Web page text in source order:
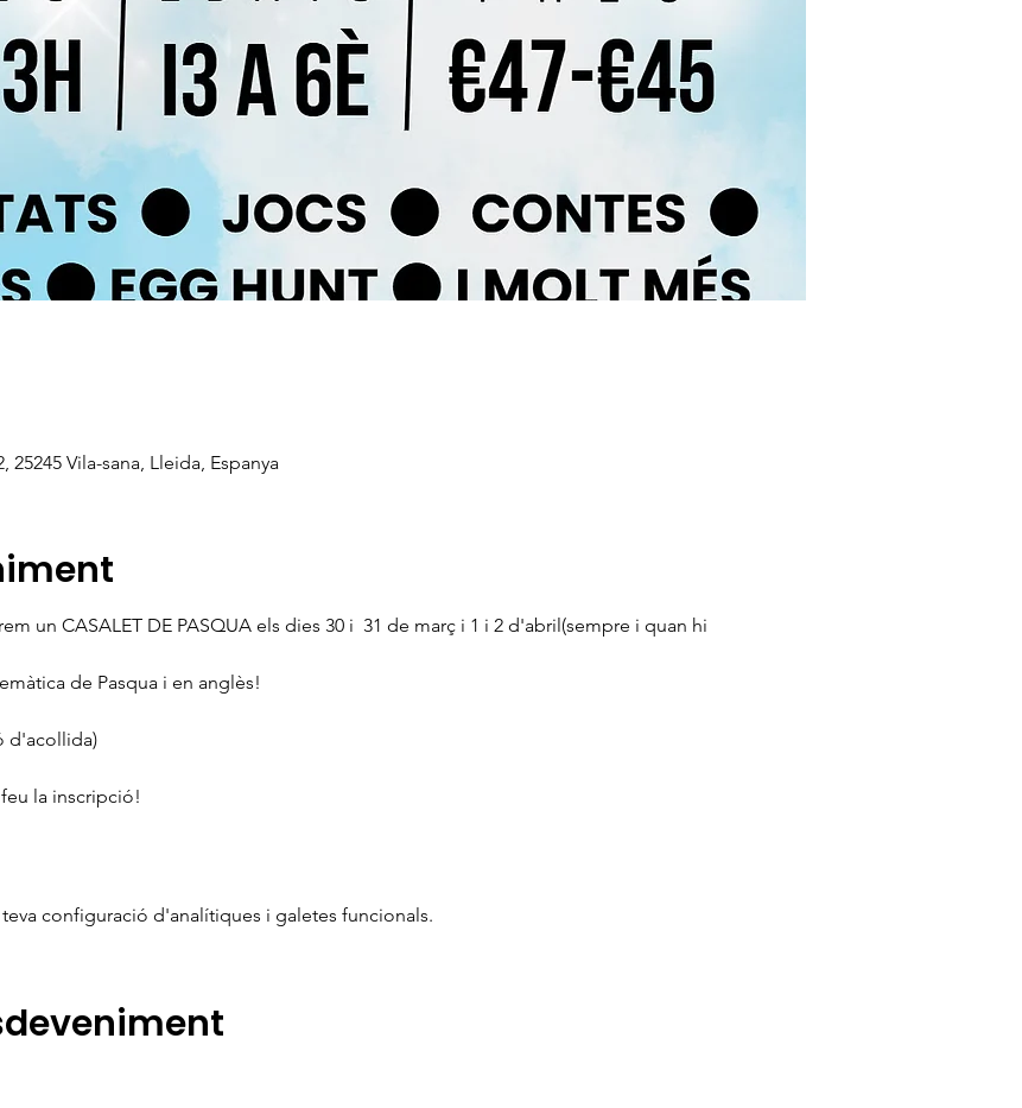
25245 Vila-sana, Lleida, Espanya
un CASALET DE PASQUA els dies 30 i  31 de març i 1 i 2 d'abril(sempre i quan hi
de Pasqua i en anglès!
d'acollida)
la inscripció!
configuració d'analítiques i galetes funcionals.